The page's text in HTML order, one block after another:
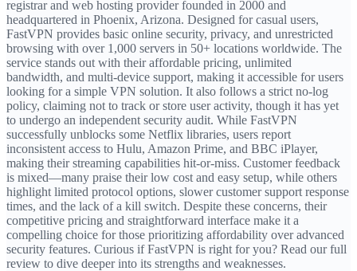
registrar and web hosting provider founded in 2000 and
headquartered in Phoenix, Arizona. Designed for casual users,
FastVPN provides basic online security, privacy, and unrestricted
browsing with over 1,000 servers in 50+ locations worldwide. The
service stands out with their affordable pricing, unlimited
bandwidth, and multi-device support, making it accessible for users
looking for a simple VPN solution. It also follows a strict no-log
policy, claiming not to track or store user activity, though it has yet
to undergo an independent security audit. While FastVPN
successfully unblocks some Netflix libraries, users report
inconsistent access to Hulu, Amazon Prime, and BBC iPlayer,
making their streaming capabilities hit-or-miss. Customer feedback
is mixed—many praise their low cost and easy setup, while others
highlight limited protocol options, slower customer support response
times, and the lack of a kill switch. Despite these concerns, their
competitive pricing and straightforward interface make it a
compelling choice for those prioritizing affordability over advanced
security features. Curious if FastVPN is right for you? Read our full
review to dive deeper into its strengths and weaknesses.